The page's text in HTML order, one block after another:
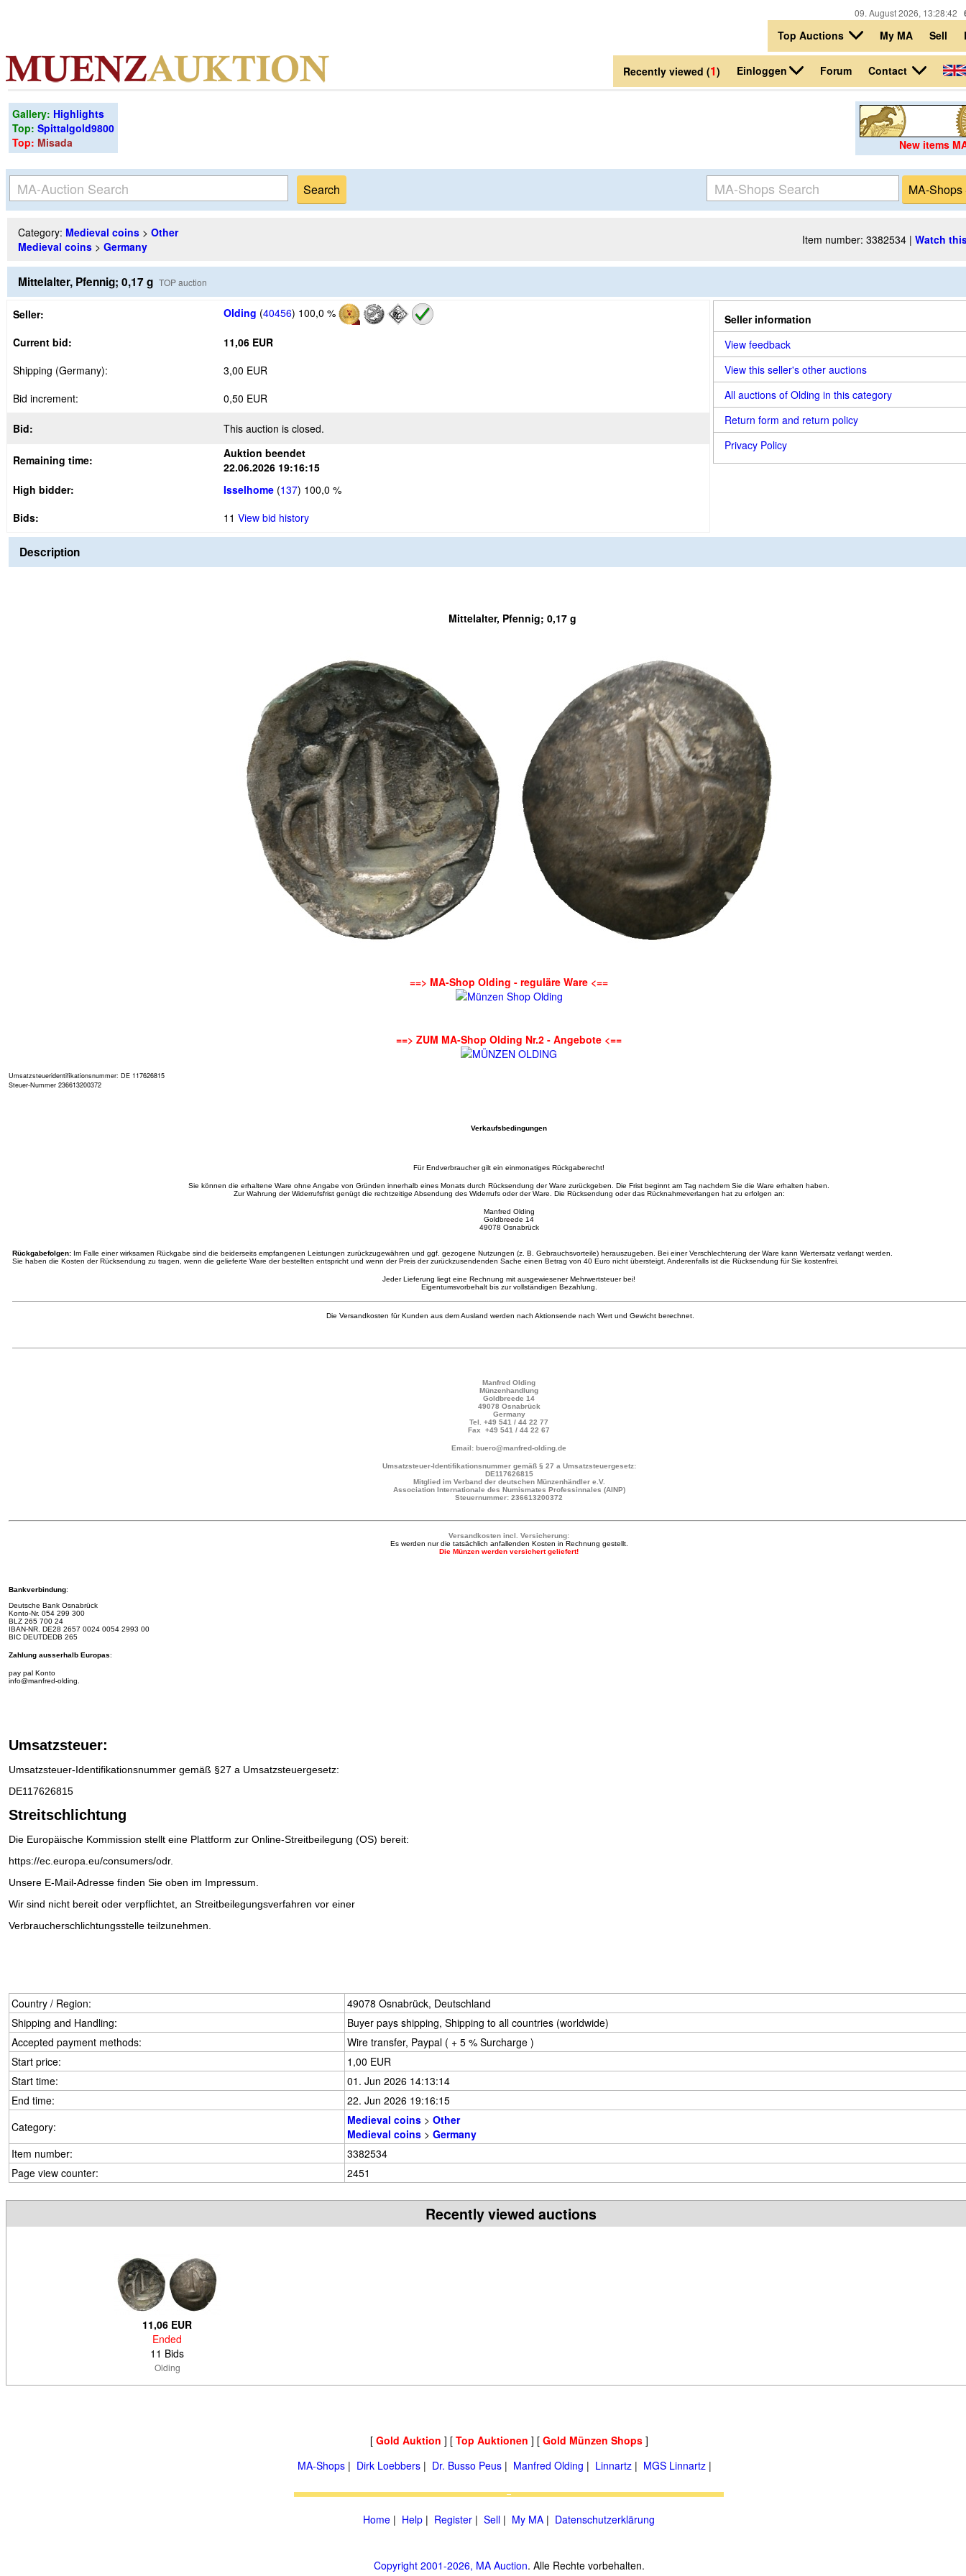
09. August 2026, 13:28:42
Top Auctions My MA Sell
Recently viewed (1) Einloggen Forum Contact
Gallery: Highlights
Top: Spittalgold9800
Top: Misada New items
Category: Medieval coins > Other
Medieval coins > Germany Item number: 3382534 | Watch
Mittelalter, Pfennig; 0,17 g TOP auction
Seller: Olding (40456) 100,0 %
Current bid:
11,06 EUR
Shipping (Germany):
3,00 EUR
Bid increment:
0,50 EUR
Bid: This auction is closed.
Remaining time:
Auktion beendet
22.06.2026 19:16:15
High bidder:
Isselhome (137) 100,0 %
Bids:
11 View bid history
Seller information
View feedback
View this seller's other auctions
All auctions of Olding in this category
Return form and return policy
Privacy Policy
Description
Mittelalter, Pfennig; 0,17 g
==> MA-Shop Olding - reguläre Ware <==
==> ZUM MA-Shop Olding Nr.2 - Angebote <==
Umsatzsteueridentifikationsnummer: DE 117626815
Steuer-Nummer 236613200372
Verkaufsbedingungen
Für Endverbraucher gilt ein einmonatiges Rückgaberecht!
Sie können die erhaltene Ware ohne Angabe von Gründen innerhalb eines Monats durch Rücksendung der Ware zurückgeben. Die Frist beginnt am Tag nachdem Sie die Ware erhalten haben.
Zur Wahrung der Widerrufsfrist genügt die rechtzeitige Absendung des Widerrufs oder der Ware. Die Rücksendung oder das Rücknahmeverlangen hat zu erfolgen an:
Manfred Olding
Goldbreede 14
49078 Osnabrück
Rückgabefolgen: Im Falle einer wirksamen Rückgabe sind die beiderseits empfangenen Leistungen zurückzugewähren und ggf. gezogene Nutzungen (z. B. Gebrauchsvorteile) herauszugeben. Bei einer Verschlechterung der Ware kann Wertersatz verlangt werden.
Sie haben die Kosten der Rücksendung zu tragen, wenn die gelieferte Ware der bestellten entspricht und wenn der Preis der zurückzusendenden Sache einen Betrag von 40 Euro nicht übersteigt. Anderenfalls ist die Rücksendung für Sie kostenfrei.
Jeder Lieferung liegt eine Rechnung mit ausgewiesener Mehrwertsteuer bei!
Eigentumsvorbehalt bis zur vollständigen Bezahlung.
Die Versandkosten für Kunden aus dem Ausland werden nach Aktionsende nach Wert und Gewicht berechnet.
Manfred Olding
Münzenhandlung
Goldbreede 14
49078 Osnabrück
Germany
Tel. +49 541 / 44 22 77
Fax +49 541 / 44 22 67
Email: buero@manfred-olding.de
Umsatzsteuer-Identifikationsnummer gemäß § 27 a Umsatzsteuergesetz:
DE117626815
Mitglied im Verband der deutschen Münzenhändler e.V.
Association Internationale des Numismates Professinnales (AINP)
Steuernummer: 236613200372
Versandkosten incl. Versicherung:
Es werden nur die tatsächlich anfallenden Kosten in Rechnung gestellt.
Die Münzen werden versichert geliefert!
Bankverbindung:
Deutsche Bank Osnabrück
Konto-Nr. 054 299 300
BLZ 265 700 24
IBAN-NR. DE28 2657 0024 0054 2993 00
BIC DEUTDEDB 265
Zahlung ausserhalb Europas:
pay pal Konto
info@manfred-olding.
Umsatzsteuer:
Umsatzsteuer-Identifikationsnummer gemäß §27 a Umsatzsteuergesetz:
DE117626815
Streitschlichtung
Die Europäische Kommission stellt eine Plattform zur Online-Streitbeilegung (OS) bereit:
https://ec.europa.eu/consumers/odr.
Unsere E-Mail-Adresse finden Sie oben im Impressum.
Wir sind nicht bereit oder verpflichtet, an Streitbeilegungsverfahren vor einer
Verbraucherschlichtungsstelle teilzunehmen.
Country / Region:
49078 Osnabrück, Deutschland
Shipping and Handling:
Buyer pays shipping, Shipping to all countries (worldwide)
Accepted payment methods:
Wire transfer, Paypal ( + 5 % Surcharge )
Start price:
1,00 EUR
Start time:
01. Jun 2026 14:13:14
End time:
22. Jun 2026 19:16:15
Category:
Medieval coins > Other
Medieval coins > Germany
Item number:
3382534
Page view counter:
2451
Recently viewed auctions
11,06 EUR
Ended
11 Bids
Olding
[ Gold Auktion ] [ Top Auktionen ] [ Gold Münzen Shops]
MA-Shops | Dirk Loebbers | Dr. Busso Peus | Manfred Olding | Linnartz | MGS Linnartz |
Home | Help | Register | Sell | My MA | Datenschutzerklärung
Copyright 2001-2026, MA Auction. Alle Rechte vorbehalten.